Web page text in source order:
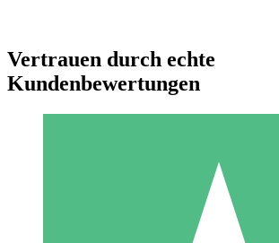
Individuelle Credit-
Vertrauen durch echte
Kundenbewertungen